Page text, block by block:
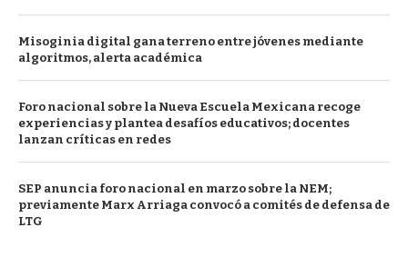
Misoginia digital gana terreno entre jóvenes mediante
algoritmos, alerta académica
Foro nacional sobre la Nueva Escuela Mexicana recoge
experiencias y plantea desafíos educativos; docentes
lanzan críticas en redes
SEP anuncia foro nacional en marzo sobre la NEM;
previamente Marx Arriaga convocó a comités de defensa de
LTG